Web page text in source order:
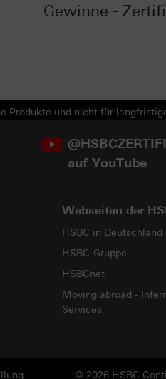
Gewinne -
Produkte und nicht für
auf YouTube
Webseiten der
HSBC in Deutschland
HSBC-Gruppe
HSBCnet
Moving abroad -
Services
© 2026 HSBC